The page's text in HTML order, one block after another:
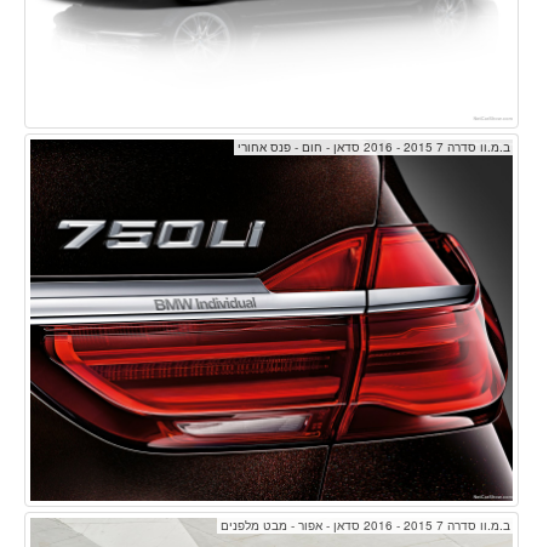
ב.מ.וו סדרה 7 2015 - 2016 סדאן - חום - פנס אחורי
ב.מ.וו סדרה 7 2015 - 2016 סדאן - אפור - מבט מלפנים